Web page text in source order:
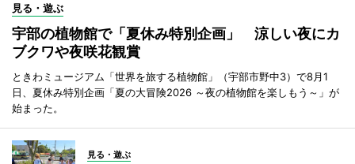
見る・遊ぶ
宇部の植物館で「夏休み特別企画」 涼しい夜にカ
ブクワや夜咲花観賞
ときわミュージアム「世界を旅する植物館」（宇部市野中3）で8月1
日、夏休み特別企画「夏の大冒険2026 ～夜の植物館を楽しもう～」が
始まった。
見る・遊ぶ